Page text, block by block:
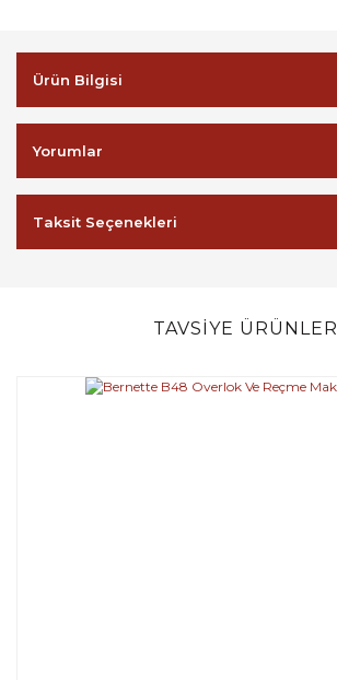
Ürün Bilgisi
Yorumlar
Taksit Seçenekleri
TAVSİYE ÜRÜNLER